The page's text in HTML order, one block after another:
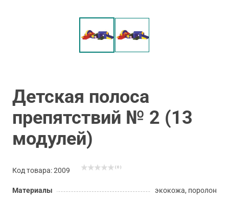
Детская полоса
препятствий № 2 (13
модулей)
Код товара: 2009 ( 0 )
Материалы
экокожа, поролон